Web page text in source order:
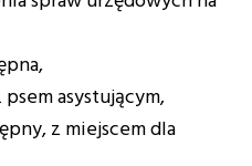
asystującym,
z miejscem dla